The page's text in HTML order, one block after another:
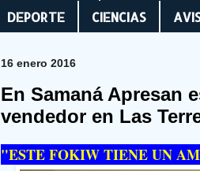
DEPORTE CIENCIAS
16 enero 2016
En Samaná Apresan
vendedor en Las
"ESTE FOKIW TIENE UN